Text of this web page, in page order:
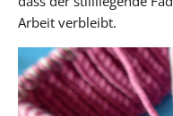
Arbeit verbleibt.